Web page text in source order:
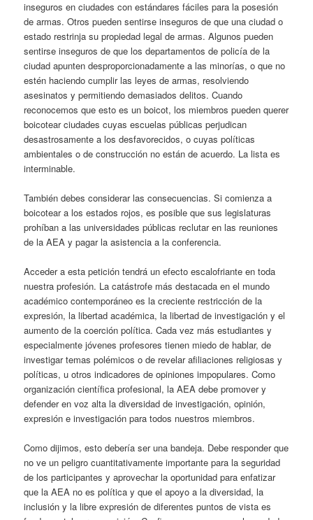
inseguros en ciudades con estándares fáciles para la posesión
de armas. Otros pueden sentirse inseguros de que una ciudad o
estado restrinja su propiedad legal de armas. Algunos pueden
sentirse inseguros de que los departamentos de policía de la
ciudad apunten desproporcionadamente a las minorías, o que no
estén haciendo cumplir las leyes de armas, resolviendo
asesinatos y permitiendo demasiados delitos. Cuando
reconocemos que esto es un boicot, los miembros pueden querer
boicotear ciudades cuyas escuelas públicas perjudican
desastrosamente a los desfavorecidos, o cuyas políticas
ambientales o de construcción no están de acuerdo. La lista es
interminable.
También debes considerar las consecuencias. Si comienza a
boicotear a los estados rojos, es posible que sus legislaturas
prohíban a las universidades públicas reclutar en las reuniones
de la AEA y pagar la asistencia a la conferencia.
Acceder a esta petición tendrá un efecto escalofriante en toda
nuestra profesión. La catástrofe más destacada en el mundo
académico contemporáneo es la creciente restricción de la
expresión, la libertad académica, la libertad de investigación y el
aumento de la coerción política. Cada vez más estudiantes y
especialmente jóvenes profesores tienen miedo de hablar, de
investigar temas polémicos o de revelar afiliaciones religiosas y
políticas, u otros indicadores de opiniones impopulares. Como
organización científica profesional, la AEA debe promover y
defender en voz alta la diversidad de investigación, opinión,
expresión e investigación para todos nuestros miembros.
Como dijimos, esto debería ser una bandeja. Debe responder que
no ve un peligro cuantitativamente importante para la seguridad
de los participantes y aprovechar la oportunidad para enfatizar
que la AEA no es política y que el apoyo a la diversidad, la
inclusión y la libre expresión de diferentes puntos de vista es